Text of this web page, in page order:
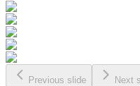
Previous slide Next